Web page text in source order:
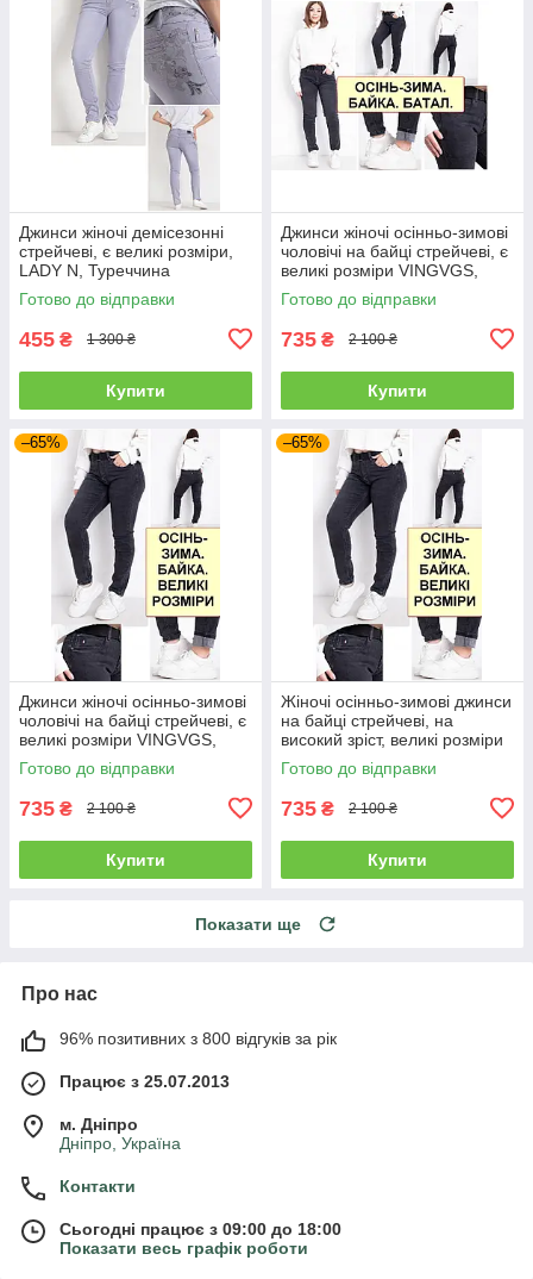
Джинси жіночі демісезонні
стрейчеві, є великі розміри,
LADY N, Туреччина
Готово до відправки
455 ₴ 1 300 ₴
Купити
Джинси жіночі осінньо-зимові
чоловічі на байці стрейчеві, є
великі розміри VINGVGS,
Туреччина
Готово до відправки
735 ₴ 2 100 ₴
Купити
–65%
Джинси жіночі осінньо-зимові
чоловічі на байці стрейчеві, є
великі розміри VINGVGS,
Туреччина
Готово до відправки
735 ₴ 2 100 ₴
Купити
–65%
Жіночі осінньо-зимові джинси
на байці стрейчеві, на
високий зріст, великі розміри
VINGVGS, Туреччина
Готово до відправки
735 ₴ 2 100 ₴
Купити
Показати ще
Про нас
96% позитивних з 800 відгуків за рік
Працює з 25.07.2013
м. Дніпро
Дніпро, Україна
Контакти
Сьогодні працює з 09:00 до 18:00
Показати весь графік роботи